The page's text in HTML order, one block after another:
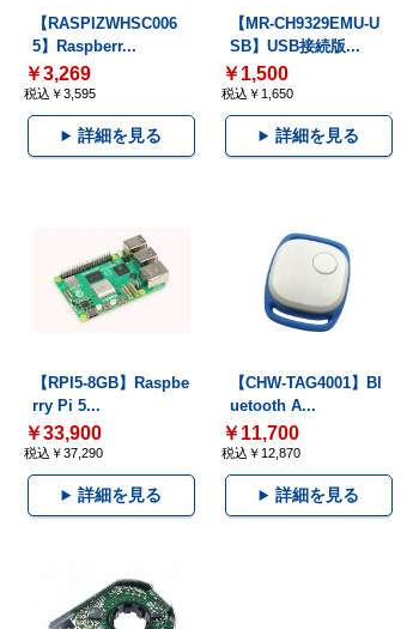
【RASPIZWHSC006
5】Raspberr...
￥3,269
税込￥3,595
詳細を見る
【MR-CH9329EMU-U
SB】USB接続版...
￥1,500
税込￥1,650
詳細を見る
【RPI5-8GB】Raspbe
rry Pi 5...
￥33,900
税込￥37,290
詳細を見る
【CHW-TAG4001】Bl
uetooth A...
￥11,700
税込￥12,870
詳細を見る